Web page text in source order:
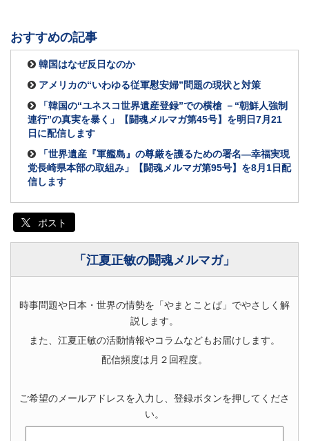
おすすめの記事
韓国はなぜ反日なのか
アメリカの“いわゆる従軍慰安婦”問題の現状と対策
「韓国の“ユネスコ世界遺産登録”での横槍 －“朝鮮人強制
連行”の真実を暴く」【闘魂メルマガ第45号】を明日7月21
日に配信します
「世界遺産『軍艦島』の尊厳を護るための署名―幸福実現
党長崎県本部の取組み」【闘魂メルマガ第95号】を8月1日配
信します
ポスト
「江夏正敏の闘魂メルマガ」
時事問題や日本・世界の情勢を「やまとことば」でやさしく解
説します。
また、江夏正敏の活動情報やコラムなどもお届けします。
配信頻度は月２回程度。
ご希望のメールアドレスを入力し、登録ボタンを押してくださ
い。